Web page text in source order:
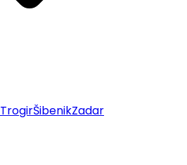
TrogirŠibenikZadar